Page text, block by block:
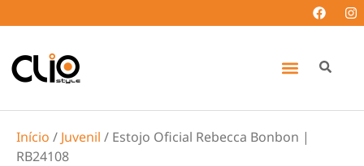
Início / Juvenil / Estojo Oficial Rebecca Bonbon |
RB24108